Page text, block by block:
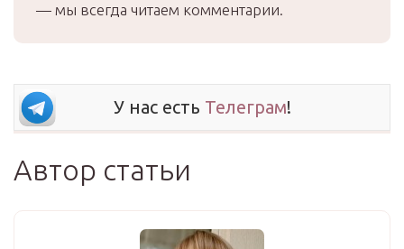
— мы всегда читаем комментарии.
У нас есть Телеграм!
Автор статьи